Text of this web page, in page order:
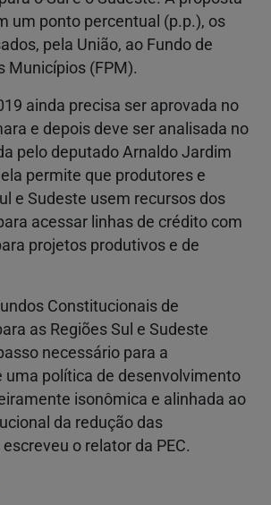
um ponto percentual (p.p.), os
pela União, ao Fundo de
Municípios (FPM).
ainda precisa ser aprovada no
e depois deve ser analisada no
pelo deputado Arnaldo Jardim
permite que produtores e
e Sudeste usem recursos dos
acessar linhas de crédito com
projetos produtivos e de
Constitucionais de
as Regiões Sul e Sudeste
necessário para a
uma política de desenvolvimento
isonômica e alinhada ao
da redução das
o relator da PEC.